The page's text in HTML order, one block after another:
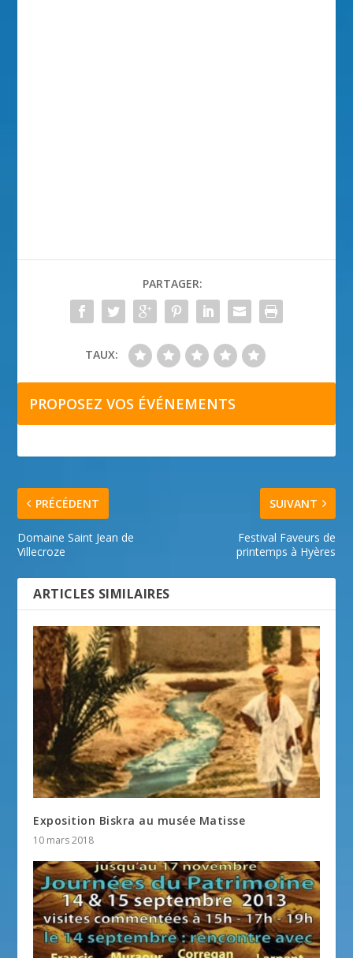
PARTAGER:
TAUX:
PROPOSEZ VOS ÉVÉNEMENTS
PRÉCÉDENT
Domaine Saint Jean de
Villecroze
SUIVANT
Festival Faveurs de
printemps à Hyères
ARTICLES SIMILAIRES
Exposition Biskra au musée Matisse
10 mars 2018